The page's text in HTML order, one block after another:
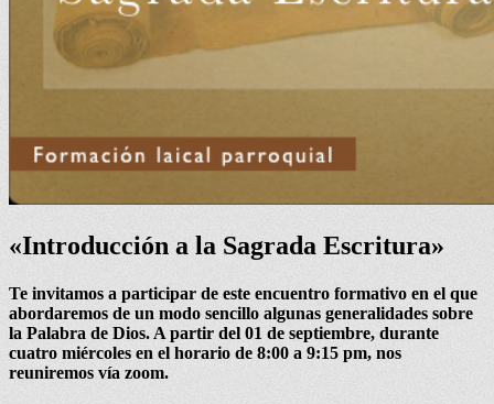
«Introducción a la Sagrada Escritura»
Te invitamos a participar de este encuentro formativo en el que
abordaremos de un modo sencillo algunas generalidades sobre
la Palabra de Dios. A partir del 01 de septiembre, durante
cuatro miércoles en el horario de 8:00 a 9:15 pm, nos
reuniremos vía zoom.